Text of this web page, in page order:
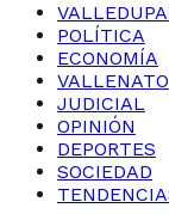
POLÍTICA
ECONOMÍA
VALLENATO
JUDICIAL
OPINIÓN
DEPORTES
SOCIEDAD